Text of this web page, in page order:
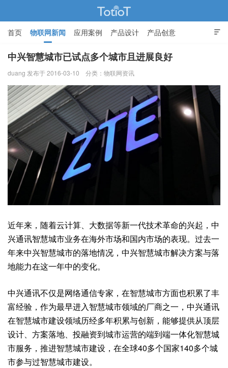
物联网的那些事 - Totiot

首页 物联网新闻 应用案例 产品设计 产品创意
智能家居
中兴智慧城市已试点多个城市且进展良好
duang 发布于 2016-03-10 分类： 物联网资讯
近年来，随着云计算、大数据等新一代技术革命的兴起，中
兴通讯智慧城市业务在海外市场和国内市场的表现。过去一
年来中兴智慧城市的落地情况，中兴智慧城市解决方案与落
地能力在这一年中的变化。
中兴通讯不仅是网络通信专家，在智慧城市方面也积累了丰
富经验，作为最早进入智慧城市领域的厂商之一，中兴通讯
在智慧城市建设领域历经多年积累与创新，能够提供从顶层
设计、方案落地、投融资到城市运营的端到端一体化智慧城
市服务，推进智慧城市建设，在全球40多个国家140多个城
市参与过智慧城市建设。